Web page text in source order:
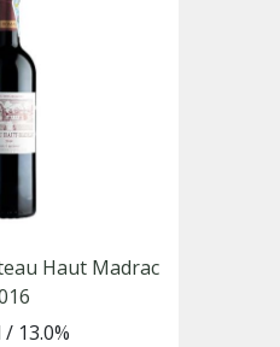
Haut Madrac
/ 13.0%